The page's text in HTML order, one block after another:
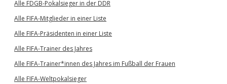
Alle FDGB-Pokalsieger in der DDR
Alle FIFA-Mitglieder in einer Liste
Alle FIFA-Präsidenten in einer Liste
Alle FIFA-Trainer des Jahres
Alle FIFA-Trainer*innen des Jahres im Fußball der Frauen
Alle FIFA-Weltpokalsieger